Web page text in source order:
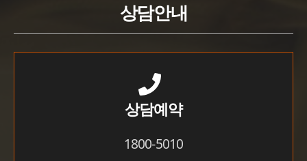
상담안내
상담예약
1800-5010